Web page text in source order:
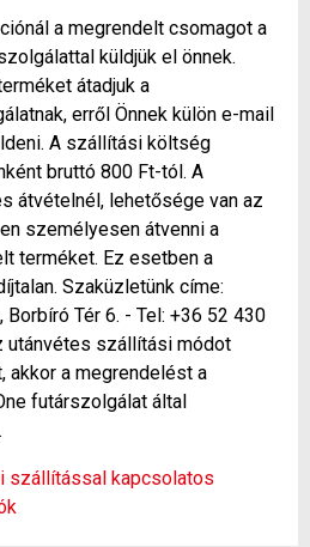
a megrendelt csomagot a
küldjük el önnek.
átadjuk a
erről Önnek külön e-mail
A szállítási költség
bruttó 800 Ft-tól. A
átvételnél, lehetősége van az
személyesen átvenni a
terméket. Ez esetben a
Szaküzletünk címe:
Borbíró Tér 6. - Tel: +36 52 430
utánvétes szállítási módot
akkor a megrendelést a
futárszolgálat által
szállítással kapcsolatos